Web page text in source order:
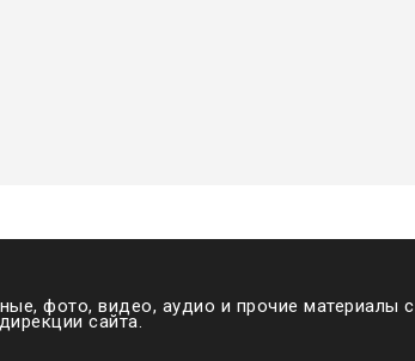
фото, видео, аудио и прочие материалы с
сайта.